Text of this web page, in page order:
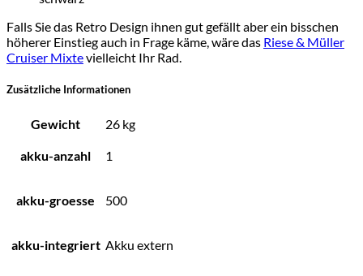
Falls Sie das Retro Design ihnen gut gefällt aber ein bisschen
höherer Einstieg auch in Frage käme, wäre das Riese & Müller
Cruiser Mixtevielleicht Ihr Rad.
Zusätzliche Informationen
Gewicht 26 kg
akku-anzahl 1
akku-groesse 500
akku-integriert Akku extern